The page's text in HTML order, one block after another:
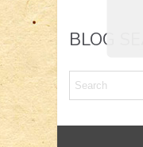
BLOG